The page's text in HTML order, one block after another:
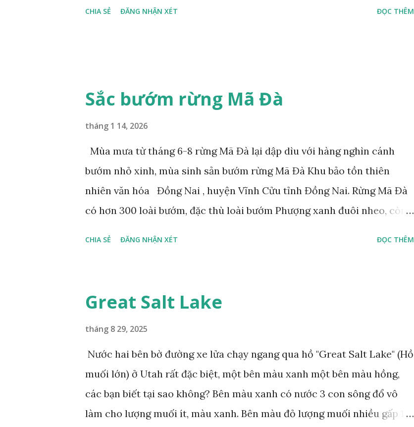
CHIA SẺ ĐĂNG NHẬN XÉT ĐỌC THÊM
Sắc bướm rừng Mã Đà
tháng 1 14, 2026
Mùa mưa từ tháng 6-8 rừng Mã Đà lại dập dìu với hàng nghìn cánh
bướm nhỏ xinh, mùa sinh sản bướm rừng Mã Đà Khu bảo tồn thiên
nhiên văn hóa Đồng Nai , huyện Vĩnh Cửu tỉnh Đồng Nai. Rừng Mã Đà
có hơn 300 loài bướm, đặc thù loài bướm Phượng xanh đuôi nheo, còn
CHIA SẺ ĐĂNG NHẬN XÉT ĐỌC THÊM
Great Salt Lake
tháng 8 29, 2025
Nước hai bên bờ đường xe lửa chạy ngang qua hồ "Great Salt Lake" (Hồ
muối lớn) ở Utah rất đặc biệt, một bên màu xanh một bên màu hồng,
các bạn biết tại sao không? Bên màu xanh có nước 3 con sông đổ vô
làm cho lượng muối ít, màu xanh. Bên màu đỏ lượng muối nhiều gấp 10